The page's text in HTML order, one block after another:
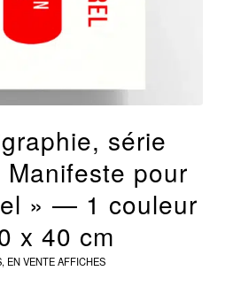
série
pour
» — 1 couleur
x 40 cm
, EN VENTE AFFICHES